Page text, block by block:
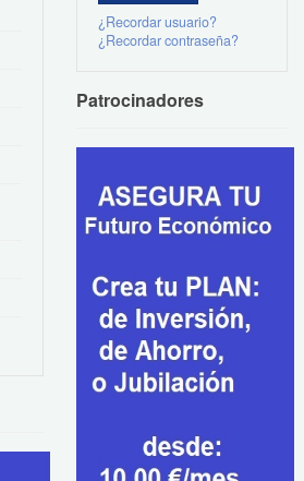
¿Recordar usuario?
¿Recordar contraseña?
Patrocinadores